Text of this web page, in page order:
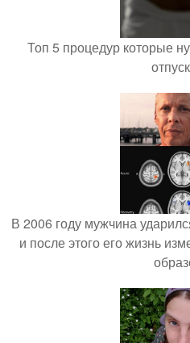
Топ 5 процедур которые
В 2006 году мужчина
и после этого его жизнь